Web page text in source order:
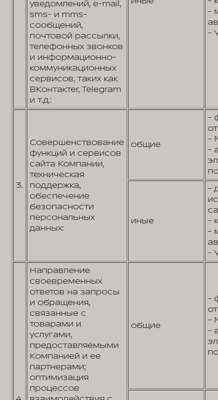
уведомлений, e-mail,
sms- и mms-
сообщений,
почтовой рассылки,
телефонных звонков
и информационно-
коммуникационных
сервисов, таких как
ВКонтактеr, Telegram
и т.д.:
-
-
3.
Совершенствование
функций и сервисов
сайта Компании,
техническая
поддержка,
обеспечение
безопасности
персональных
данных:
общие
-
-
-
иные
-
-
-
-
Направление
своевременных
ответов на запросы
и обращения,
связанные с
товарами и
услугами,
предоставляемыми
Компанией и ее
партнерами;
оптимизация
процессов
общие
-
-
-